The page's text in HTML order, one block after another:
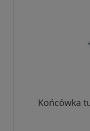
Końcówka